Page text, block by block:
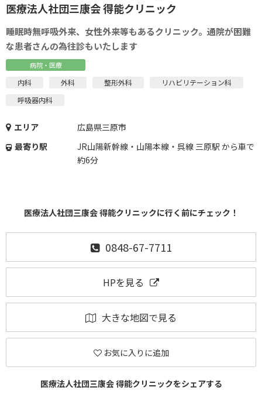
医療法人社団三康会 得能クリニック
睡眠時無呼吸外来、女性外来等もあるクリニック。通院が困難
な患者さんの為往診もいたします
病院・医療
内科 外科 整形外科
リハビリテーション科
呼吸器内科
エリア
広島県三原市
最寄り駅
JR山陽新幹線・山陽本線・呉線 三原駅 から車で
約6分
医療法人社団三康会 得能クリニックに行く前にチェック！
0848-67-7711
HPを見る
大きな地図で見る
お気に入りに追加
医療法人社団三康会 得能クリニックをシェアする